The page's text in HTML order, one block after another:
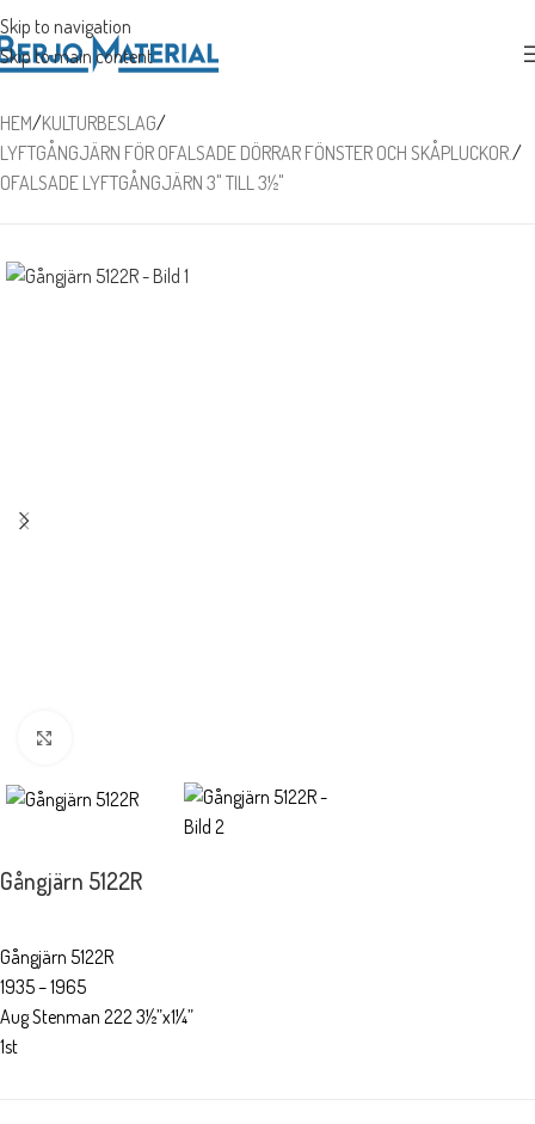
Skip to navigation
Skip to main content
HEM/KULTURBESLAG/
LYFTGÅNGJÄRN FÖR OFALSADE DÖRRAR FÖNSTER OCH SKÅPLUCKOR./
OFALSADE LYFTGÅNGJÄRN 3" TILL 3½"
Gångjärn 5122R
Gångjärn 5122R
1935 – 1965
Aug Stenman 222 3½”x1¼”
1st